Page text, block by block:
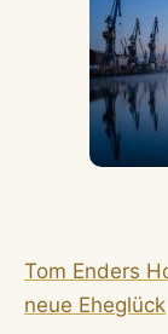
Tom Enders
neue Eheglück